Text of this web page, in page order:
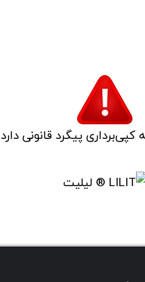
کپی‌برداری پیگرد قانونی دارد